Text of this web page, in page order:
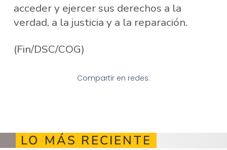
acceder y ejercer sus derechos a la
verdad, a la justicia y a la reparación.
(Fin/DSC/COG)
Compartir en redes:
LO MÁS RECIENTE